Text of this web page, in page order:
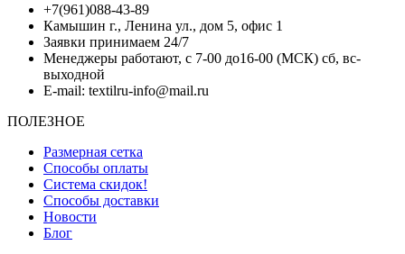
+7(961)088-43-89
Камышин г., Ленина ул., дом 5, офис 1
Заявки принимаем 24/7
Менеджеры работают, с 7-00 до16-00 (МСК) сб, вс-
выходной
E-mail: textilru-info@mail.ru
ПОЛЕЗНОЕ
Размерная сетка
Способы оплаты
Система скидок!
Способы доставки
Новости
Блог